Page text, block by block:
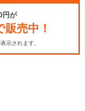
円が
売中！
示されます。